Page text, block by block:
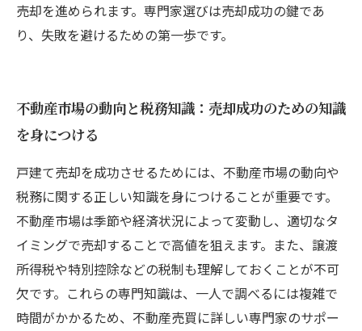
売却を進められます。専門家選びは売却成功の鍵であ
り、失敗を避けるための第一歩です。
不動産市場の動向と税務知識：売却成功のための知識
を身につける
戸建て売却を成功させるためには、不動産市場の動向や
税務に関する正しい知識を身につけることが重要です。
不動産市場は季節や経済状況によって変動し、適切なタ
イミングで売却することで高値を狙えます。また、譲渡
所得税や特別控除などの税制も理解しておくことが不可
欠です。これらの専門知識は、一人で調べるには複雑で
時間がかかるため、不動産売買に詳しい専門家のサポー